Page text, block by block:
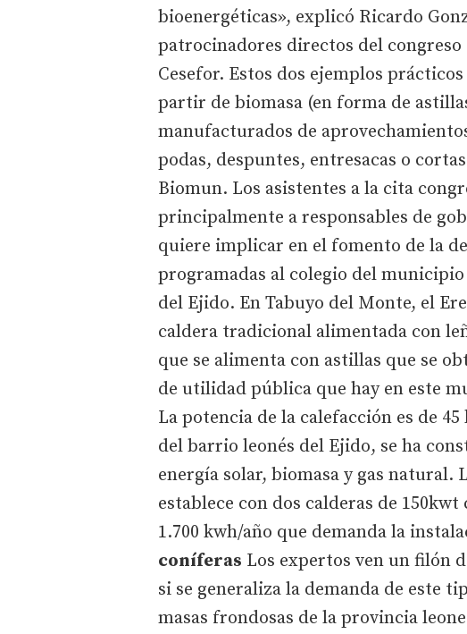
bioenergéticas», explicó Ricardo
patrocinadores directos del
Cesefor. Estos dos ejemplos
partir de biomasa (en forma de
manufacturados de
podas, despuntes, entresacas o
Biomun. Los asistentes a la cita
principalmente a responsables de
quiere implicar en el fomento de la
programadas al colegio del
del Ejido. En Tabuyo del Monte, el
caldera tradicional alimentada con
que se alimenta con astillas que se
de utilidad pública que hay en este
La potencia de la calefacción es de
del barrio leonés del Ejido, se ha
energía solar, biomasa y gas natural.
establece con dos calderas de
1.700 kwh/año que demanda la
coníferas Los expertos ven un filón
si se generaliza la demanda de este
masas frondosas de la provincia